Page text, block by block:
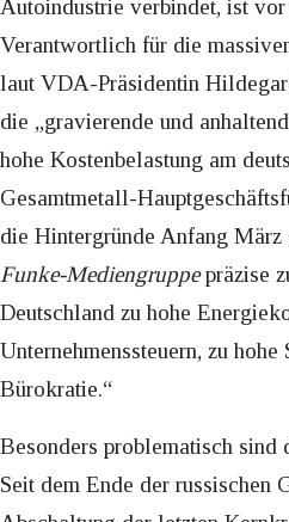
Autoindustrie verbindet, ist
Verantwortlich für die
laut VDA-Präsidentin
die „gravierende und
hohe Kostenbelastung am
Gesamtmetall-
die Hintergründe Anfang März
Funke-Mediengruppepräzise
Deutschland zu hohe
Unternehmenssteuern, zu
Bürokratie.“
Besonders problematisch sind
Seit dem Ende der russischen